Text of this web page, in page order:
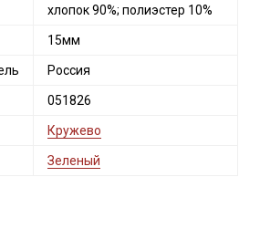
хлопок 90%; полиэстер 10%
15мм
Россия
051826
Кружево
Зеленый